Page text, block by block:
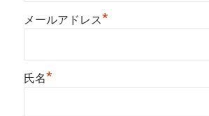
メールアドレス*
氏名*